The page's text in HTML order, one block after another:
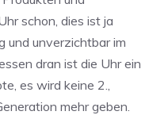
schon, dies ist ja
und unverzichtbar im
dran ist die Uhr ein
es wird keine 2.,
mehr geben.